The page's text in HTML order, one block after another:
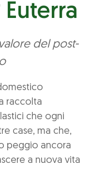
del post-
raccolta
che ogni
case, ma che,
peggio ancora
a nuova vita